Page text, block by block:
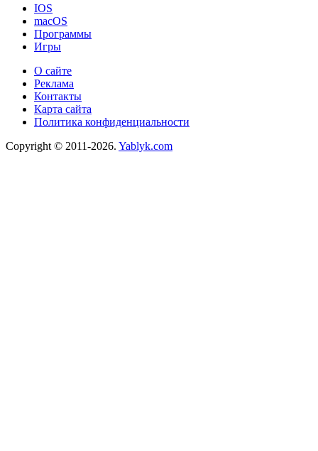
IOS
macOS
Программы
Игры
О сайте
Реклама
Контакты
Карта сайта
Политика конфиденциальности
Copyright © 2011-2026. Yablyk.сom